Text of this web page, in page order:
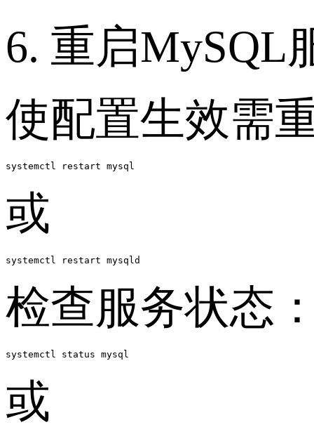
6. 重启MySQL
使配置生效需
systemctl restart mysql
或
检查服务状态
systemctl status mysql
或